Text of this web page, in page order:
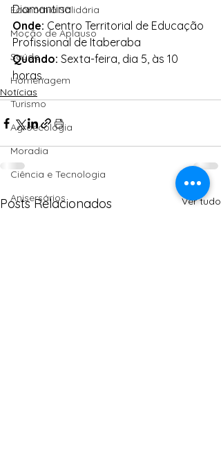
Economia Solidária
Moção de Aplauso
Saúde
Homenagem
Turismo
Agroecologia
Moradia
Ciência e Tecnologia
Anisersários
Diamantina
Onde: Centro Territorial de Educação
Profissional de Itaberaba
Quando: Sexta-feira, dia 5, às 10
horas.
Notícias
Posts Relacionados Ver tudo